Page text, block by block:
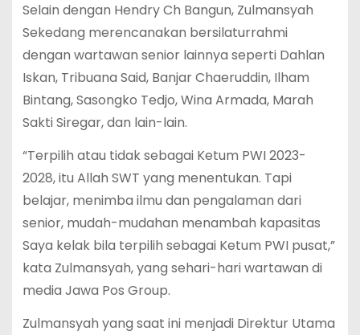
Selain dengan Hendry Ch Bangun, Zulmansyah
Sekedang merencanakan bersilaturrahmi
dengan wartawan senior lainnya seperti Dahlan
Iskan, Tribuana Said, Banjar Chaeruddin, Ilham
Bintang, Sasongko Tedjo, Wina Armada, Marah
Sakti Siregar, dan lain-lain.
“Terpilih atau tidak sebagai Ketum PWI 2023-
2028, itu Allah SWT yang menentukan. Tapi
belajar, menimba ilmu dan pengalaman dari
senior, mudah-mudahan menambah kapasitas
Saya kelak bila terpilih sebagai Ketum PWI pusat,”
kata Zulmansyah, yang sehari-hari wartawan di
media Jawa Pos Group.
Zulmansyah yang saat ini menjadi Direktur Utama